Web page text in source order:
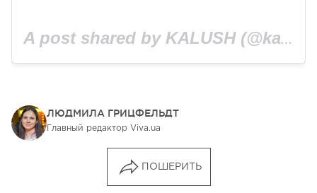
A post shared by KALUSH (@kalush.official)
ЛЮДМИЛА ГРИЦФЕЛЬДТ
Главный редактор Viva.ua
ПОШЕРИТЬ